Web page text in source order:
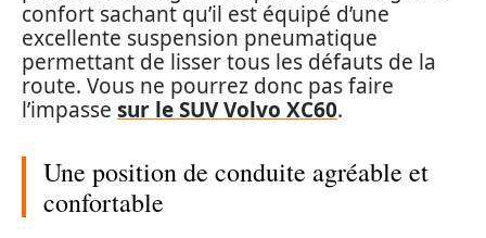
confort sachant qu’il est équipé d’une
excellente suspension pneumatique
permettant de lisser tous les défauts de la
route. Vous ne pourrez donc pas faire
l’impasse sur le SUV Volvo XC60.
Une position de conduite agréable et
confortable